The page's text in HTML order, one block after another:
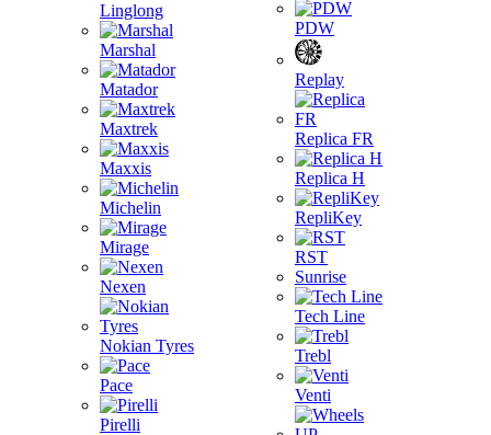
Linglong
Marshal
Matador
Maxtrek
Maxxis
Michelin
Mirage
Nexen
Nokian Tyres
Pace
Pirelli
PDW
Replay
Replica FR
Replica H
RepliKey
RST
Sunrise
Tech Line
Trebl
Venti